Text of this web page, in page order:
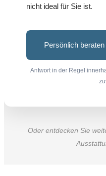
nicht ideal für Sie ist.
Persönlich
Antwort in der Regel
Oder entdecken Sie